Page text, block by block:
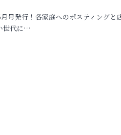
号発行！各家庭へのポスティングと
世代に…